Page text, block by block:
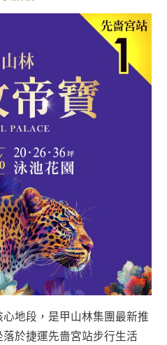
地段，是甲山林集團最新推
於捷運先嗇宮站步行生活